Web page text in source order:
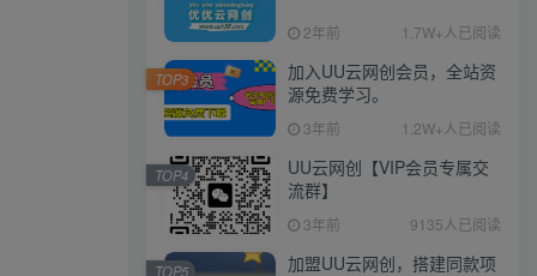
2年前 1.7W+人已阅读
加入UU云网创会员，全站资
源免费学习。
3年前 1.2W+人已阅读
TOP3
UU云网创【VIP会员专属交
流群】
3年前 9135人已阅读
TOP4
加盟UU云网创，搭建同款项
TOP5